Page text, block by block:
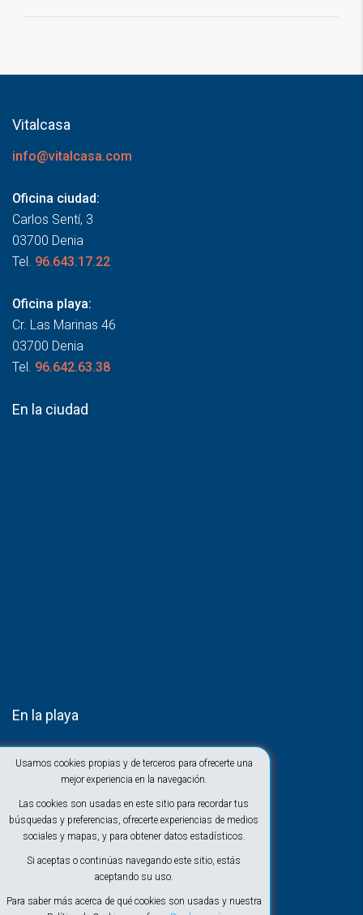
Usamos cookies propias y de terceros para ofrecerte una
mejor experiencia en la navegación.
Las cookies son usadas en este sitio para recordar tus
búsquedas y preferencias, ofrecerte experiencias de medios
sociales y mapas, y para obtener datos estadísticos.
Si aceptas o continúas navegando este sitio, estás
aceptando su uso.
Para saber más acerca de qué cookies son usadas y nuestra
Vitalcasa
info@vitalcasa.com
Oficina ciudad:
Carlos Sentí, 3
03700 Denia
Tel. 96.643.17.22
Oficina playa:
Cr. Las Marinas 46
03700 Denia
Tel. 96.642.63.38
En la ciudad
En la playa